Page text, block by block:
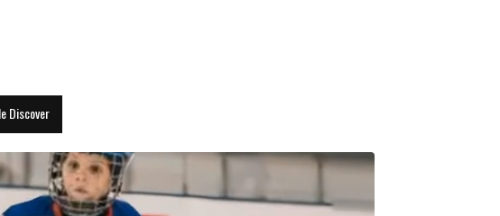
Discover